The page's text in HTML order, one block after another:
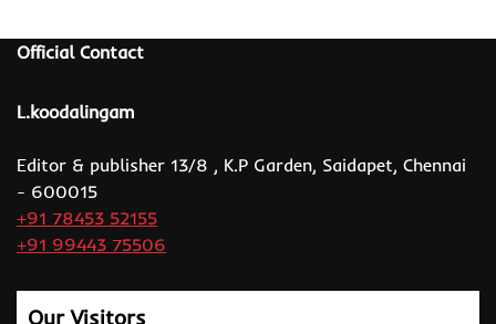
Official Contact
L.koodalingam
Editor & publisher 13/8 , K.P Garden, Saidapet, Chennai
- 600015
+91 78453 52155
+91 99443 75506
Our Visitors